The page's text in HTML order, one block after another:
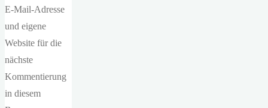
E-Mail-Adresse
und eigene
Website für die
nächste
Kommentierung
in diesem